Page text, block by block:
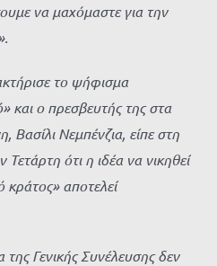
να μαχόμαστε για την
το ψήφισμα
και ο πρεσβευτής της στα
Βασίλι Νεμπένζια, είπε στη
ότι η ιδέα να νικηθεί
κράτος» αποτελεί
Γενικής Συνέλευσης δεν